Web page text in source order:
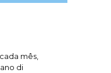
mês,
di